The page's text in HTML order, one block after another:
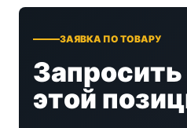
ЗАЯВКА ПО ТОВАРУ
этой